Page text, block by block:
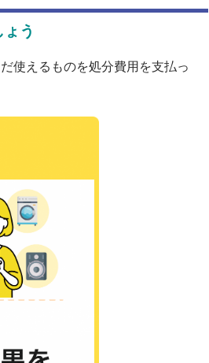
う
使えるものを処分費用を支払っ